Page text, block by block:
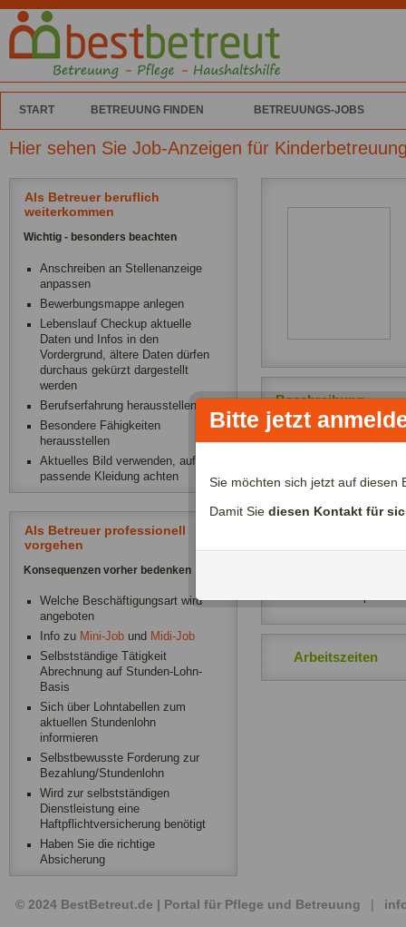
START BETREUUNG FINDEN BETREUUNGS-JOBS
Hier sehen Sie Job-Anzeigen für
Als Betreuer beruflich
weiterkommen
Wichtig - besonders beachten
Anschreiben an Stellenanzeige
anpassen
Bewerbungsmappe anlegen
Lebenslauf Checkup aktuelle
Daten und Infos in den
Vordergrund, ältere Daten dürfen
durchaus gekürzt dargestellt
werden
Berufserfahrung herausstellen
Besondere Fähigkeiten
herausstellen
Aktuelles Bild verwenden, auf
passende Kleidung achten
Als Betreuer professionell
vorgehen
Konsequenzen vorher bedenken
Welche Beschäftigungsart wird
angeboten
Info zu Mini-Job und Midi-Job
Selbstständige Tätigkeit
Abrechnung auf Stunden-Lohn-
Basis
Sich über Lohntabellen zum
aktuellen Stundenlohn
informieren
Selbstbewusste Forderung zur
Bezahlung/Stundenlohn
Wird zur selbstständigen
Dienstleistung eine
Haftpflichtversicherung benötigt
Haben Sie die richtige
Absicherung
Beschreibung
asdsa
Arbeitszeiten
© 2024 BestBetreut.de | Portal für Pflege und Betreuung |
Bitte jetzt
Sie möchten sich jetzt auf diesen
Damit Sie diesen Kontakt für